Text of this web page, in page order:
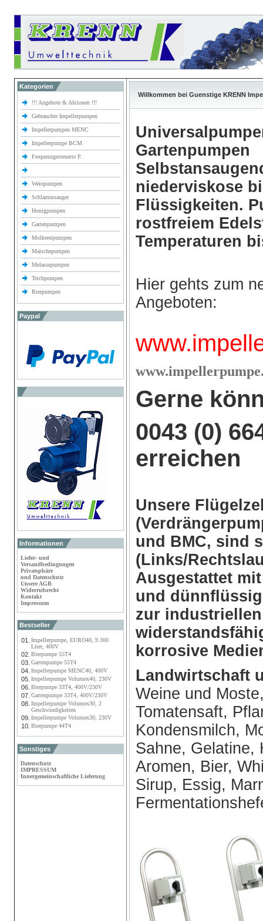
Kategorien
!!! Angebote & Aktionen !!!
Gebrauchte Impellerpumpen
Impellerpumpen MENC
Impellerpumpe BCM
Frequenzgesteuerte P.
Weinpumpen
Schlammsauger
Honigpumpen
Gartenpumpen
Molkereipumpen
Maischepumpen
Melassepumpen
Teichpumpen
Bierpumpen
Paypal
Informationen
Liefer- und
Versandbedingungen
Privatsphäre
und Datenschutz
Unsere AGB
Widerrufsrecht
Kontakt
Impressum
Bestseller
01.
Impellerpumpe, EURO40, 9.300
Liter, 400V
02. Bierpumpe 55T4
03. Gartenpumpe 55T4
04. Impellerpumpe MENC40, 400V
05. Impellerpumpe Volumex40, 230V
06. Bierpumpe 33T4, 400V/230V
07. Gartenpumpe 33T4, 400V/230V
08. Impellerpumpe Volumex30, 2
Geschwindigkeiten
09. Impellerpumpe Volumex30, 230V
10. Bierpumpe 44T4
Sonstiges
Datenschutz
IMPRESSUM
Innergemeinschaftliche Lieferung
Willkommen bei Guenstige KRENN
Gartenpumpen
niederviskose
Flüssigkeiten.
rostfreiem
Temperaturen
Hier gehts zum
Angeboten:
w
Gerne
0043 (0)
erreichen
Unsere
und BMC, sind
(Links/
Ausgestattet
und
zur
korrosive
Landwirtschaft
Weine und
Tomatensaft,
Kondensmilch,
Sahne, Gelatine,
Aromen, Bier,
Sirup, Essig,